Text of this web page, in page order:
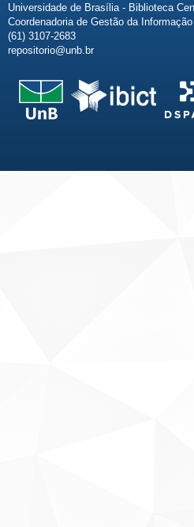
Universidade de Brasília - Biblioteca
Coordenadoria de Gestão da
(61) 3107-2683
repositorio@unb.br